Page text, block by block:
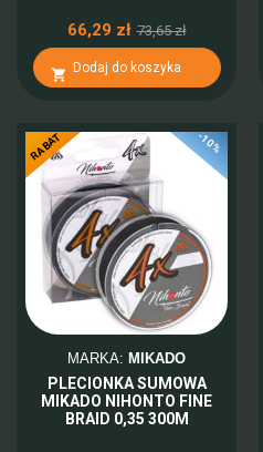
66,29 zł 73,65 zł
 Dodaj do koszyka
-10%
RABAT
MARKA: MIKADO
PLECIONKA SUMOWA
MIKADO NIHONTO FINE
BRAID 0,35 300M